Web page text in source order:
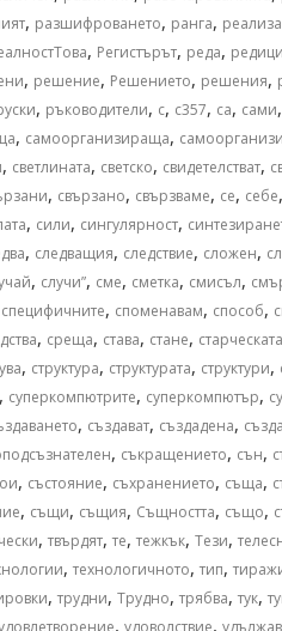
, разшифроването, ранга,
, Регистърът, реда,
, решение, Решението, решения,
, ръководители, с, с357, са, сами,
, самоорганизираща,
, светлината, светско, свидетелстват,
, свързано, свързваме, се, себе,
, сили, сингулярност,
, следващия, следствие, сложен,
, случи”, сме, сметка, смисъл,
специфичните, споменавам, способ,
, среща, става, стане, старческата
, структура, структурата, структури,
, суперкомпютрите, суперкомпютър,
, създават, създадена,
, съкращението, сън,
, състояние, съхранението, съща,
, същи, същия, Същността, също,
, твърдят, те, тежкък, Тези,
, технологичното, тип,
, трудни, Трудно, трябва, тук,
, удоволствие,